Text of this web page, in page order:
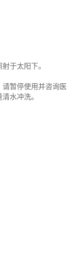
于太阳下。
暂停使用并咨询医
水冲洗。